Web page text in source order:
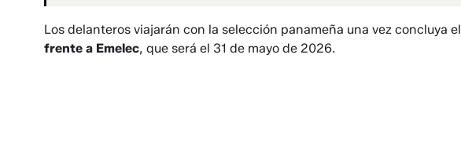
Los delanteros viajarán con la selección panameña una vez concluya el
frente a Emelec, que será el 31 de mayo de 2026.